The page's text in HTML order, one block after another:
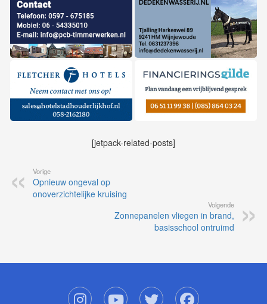
[jetpack-related-posts]
Vorige
Opnieuw ongeval op
onoverzichtelijke kruising
Volgende
Zonnepanelen vliegen in brand,
basisschool ontruimd